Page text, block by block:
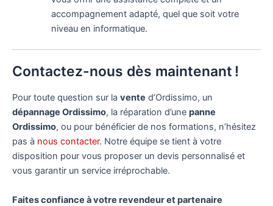
accompagnement adapté, quel que soit votre
niveau en informatique.
Contactez-nous dès maintenant !
Pour toute question sur la vente d’Ordissimo, un
dépannage Ordissimo, la réparation d’une panne
Ordissimo, ou pour bénéficier de nos formations, n’hésitez
pas à nous contacter. Notre équipe se tient à votre
disposition pour vous proposer un devis personnalisé et
vous garantir un service irréprochable.
Faites confiance à votre revendeur et partenaire